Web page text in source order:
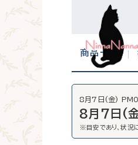
商品一覧
8月7日(金)
8月7日(